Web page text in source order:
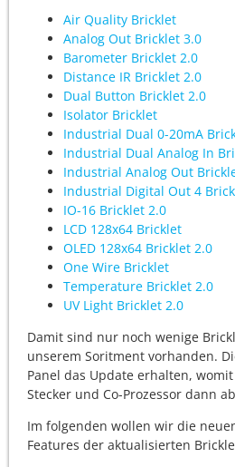
Air Quality Bricklet
Analog Out Bricklet 3.0
Barometer Bricklet 2.0
Distance IR Bricklet 2.0
Dual Button Bricklet 2.0
Isolator Bricklet
Industrial Dual 0-20mA
Industrial Dual Analog In
Industrial Analog Out
Industrial Digital Out 4
IO-16 Bricklet 2.0
LCD 128x64 Bricklet
OLED 128x64 Bricklet 2.0
One Wire Bricklet
Temperature Bricklet 2.0
UV Light Bricklet 2.0
Damit sind nur noch wenige
unserem Soritment vorhanden.
Panel das Update erhalten,
Stecker und Co-Prozessor dann
Im folgenden wollen wir die
Features der aktualisierten